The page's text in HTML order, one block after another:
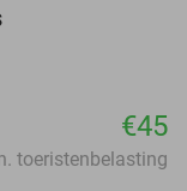
€45
toeristenbelasting